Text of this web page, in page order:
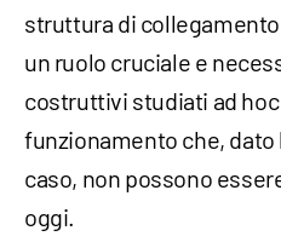
struttura di
un ruolo cruciale e
costruttivi studiati ad
funzionamento che,
caso, non possono
oggi.